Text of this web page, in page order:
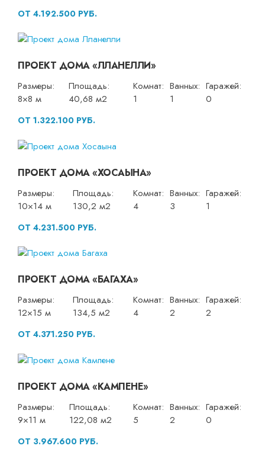
ОТ 4.192.500 РУБ.
ПРОЕКТ ДОМА «ЛЛАНЕЛЛИ»
Размеры:
8×8 м
Площадь:
40,68 м2
Комнат:
1
Ванных:
1
Гаражей:
0
ОТ 1.322.100 РУБ.
ПРОЕКТ ДОМА «ХОСАЫНА»
Размеры:
10×14 м
Площадь:
130,2 м2
Комнат:
4
Ванных:
3
Гаражей:
1
ОТ 4.231.500 РУБ.
ПРОЕКТ ДОМА «БАГАХА»
Размеры:
12×15 м
Площадь:
134,5 м2
Комнат:
4
Ванных:
2
Гаражей:
2
ОТ 4.371.250 РУБ.
ПРОЕКТ ДОМА «КАМПЕНЕ»
Размеры:
9×11 м
Площадь:
122,08 м2
Комнат:
5
Ванных:
2
Гаражей:
0
ОТ 3.967.600 РУБ.